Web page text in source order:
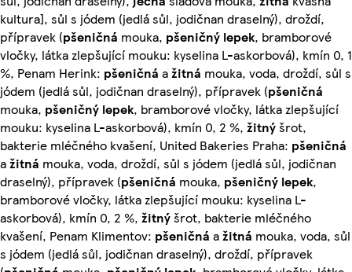
kultura], sůl s jódem (jedlá sůl, jodičnan draselný), droždí,
přípravek (pšeničná mouka, pšeničný lepek, bramborové
vločky, látka zlepšující mouku: kyselina L-askorbová), kmín 0, 1
%, Penam Herink: pšeničná ažitná mouka, voda, droždí, sůl s
jódem (jedlá sůl, jodičnan draselný), přípravek (pšeničná
mouka, pšeničný lepek, bramborové vločky, látka zlepšující
mouku: kyselina L-askorbová), kmín 0, 2 %, žitnýšrot,
bakterie mléčného kvašení, United Bakeries Praha: pšeničná
ažitná mouka, voda, droždí, sůl s jódem (jedlá sůl, jodičnan
draselný), přípravek (pšeničná mouka, pšeničný lepek,
bramborové vločky, látka zlepšující mouku: kyselina L-
askorbová), kmín 0, 2 %, žitnýšrot, bakterie mléčného
kvašení, Penam Klimentov: pšeničná ažitná mouka, voda, sůl
s jódem (jedlá sůl, jodičnan draselný), droždí, přípravek